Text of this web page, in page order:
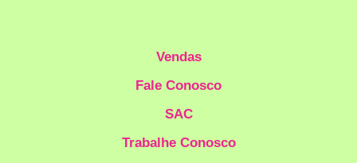
Vendas
Fale Conosco
SAC
Trabalhe Conosco